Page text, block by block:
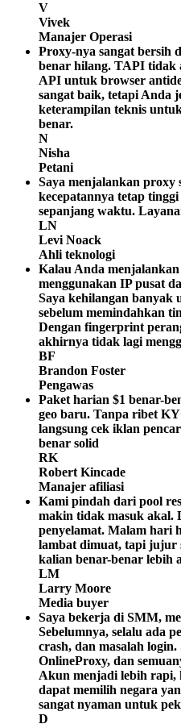
V
Vivek
Manajer Operasi
Proxy-nya sangat bersih
benar hilang. TAPI tidak
API untuk browser
sangat baik, tetapi Anda
keterampilan teknis
benar.
N
Nisha
Petani
Saya menjalankan proxy
kecepatannya tetap
sepanjang waktu.
LN
Levi Noack
Ahli teknologi
Kalau Anda
menggunakan IP pusat
Saya kehilangan banyak
sebelum memindahkan
Dengan fingerprint
akhirnya tidak lagi
BF
Brandon Foster
Pengawas
Paket harian $1 benar-
geo baru. Tanpa ribet
langsung cek iklan
benar solid
RK
Robert Kincade
Manajer afiliasi
Kami pindah dari pool
makin tidak masuk akal.
penyelamat. Malam hari
lambat dimuat, tapi jujur
kalian benar-benar lebih
LM
Larry Moore
Media buyer
Saya bekerja di SMM,
Sebelumnya, selalu ada
crash, dan masalah
OnlineProxy, dan
Akun menjadi lebih rapi,
dapat memilih negara
sangat nyaman untuk
D